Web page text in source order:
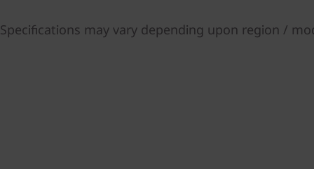
Specifications may vary depending upon region /